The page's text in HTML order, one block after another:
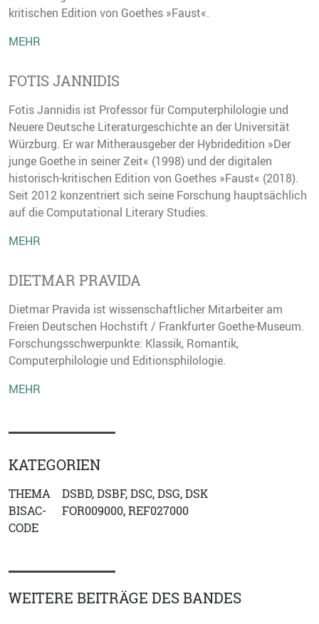
kritischen Edition von Goethes »Faust«.
MEHR
FOTIS JANNIDIS
Fotis Jannidis ist Professor für Computerphilologie und
Neuere Deutsche Literaturgeschichte an der Universität
Würzburg. Er war Mitherausgeber der Hybridedition »Der
junge Goethe in seiner Zeit« (1998) und der digitalen
historisch-kritischen Edition von Goethes »Faust« (2018).
Seit 2012 konzentriert sich seine Forschung hauptsächlich
auf die Computational Literary Studies.
MEHR
DIETMAR PRAVIDA
Dietmar Pravida ist wissenschaftlicher Mitarbeiter am
Freien Deutschen Hochstift / Frankfurter Goethe-Museum.
Forschungsschwerpunkte: Klassik, Romantik,
Computerphilologie und Editionsphilologie.
MEHR
KATEGORIEN
THEMA
DSBD, DSBF, DSC, DSG, DSK
BISAC-
CODE
FOR009000, REF027000
WEITERE BEITRÄGE DES BANDES